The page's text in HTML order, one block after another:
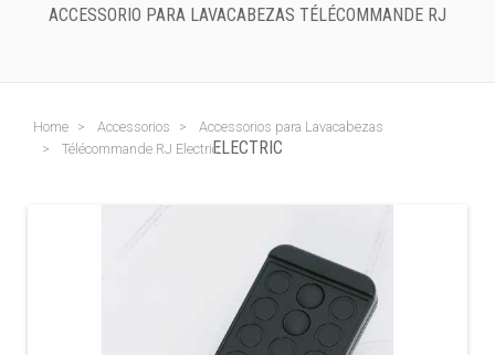
ACCESSORIO PARA LAVACABEZAS TÉLÉCOMMANDE RJ
ELECTRIC
Home Accessorios
Accessorios para Lavacabezas
Télécommande RJ Electric